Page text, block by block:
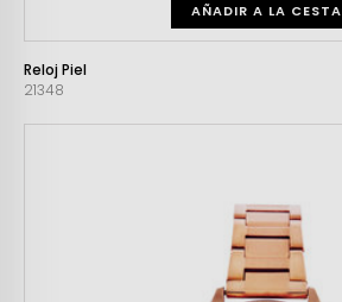
AÑADIR A LA CESTA
Reloj Piel
21348